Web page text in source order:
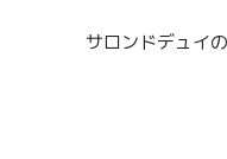
サロンドデュイ